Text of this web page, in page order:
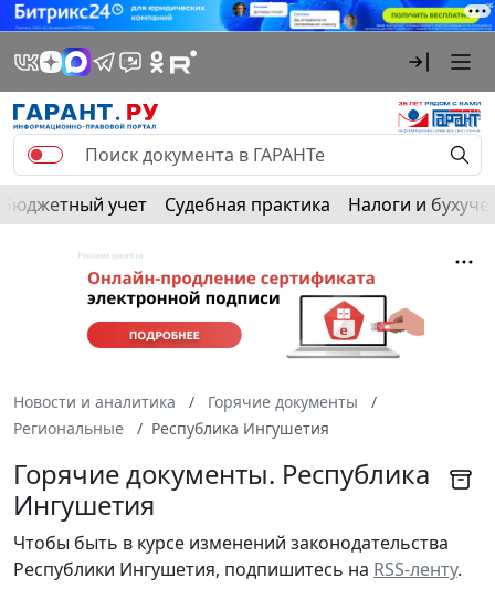
Бюджетный учет Судебная практика Налоги и
Новости и аналитика
Горячие документы
Региональные
Республика Ингушетия
Горячие документы. Республика
Ингушетия
Чтобы быть в курсе изменений законодательства
Республики Ингушетия, подпишитесь на RSS-ленту.